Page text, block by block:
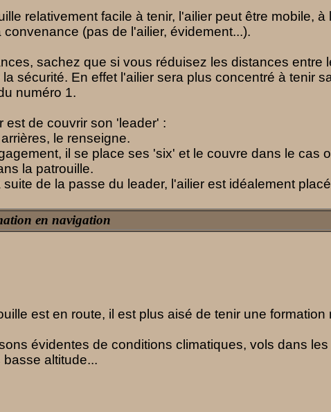
relativement facile à tenir, l'ailier peut être mobile,
(pas de l'ailier, évidement...).
sachez que si vous réduisez les distances entre
sécurité. En effet l'ailier sera plus concentré à tenir
numéro 1.
est de couvrir son 'leader' :
le renseigne.
il se place ses 'six' et le couvre dans le cas
la patrouille.
de la passe du leader, l'ailier est idéalement
en navigation
est en route, il est plus aisé de tenir une formation
évidentes de conditions climatiques, vols dans
altitude...